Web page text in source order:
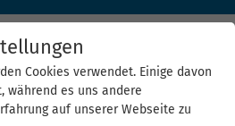
Cookies verwendet. Einige davon
während es uns andere
auf unserer Webseite zu